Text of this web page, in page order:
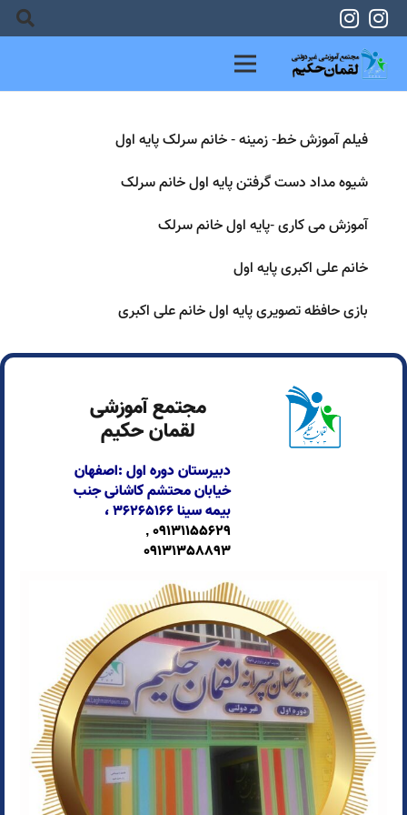
فیلم آموزش خط- زمینه - خانم سرلک پایه اول
شیوه مداد دست گرفتن پایه اول خانم سرلک
آموزش می کاری -پایه اول خانم سرلک
خانم علی اکبری پایه اول
بازی حافظه تصویری پایه اول خانم علی اکبری
مجتمع آموزشی
لقمان حکیم
دبیرستان دوره اول :اصفهان
خیابان محتشم کاشانی جنب
بیمه سینا۳۶۲۶۵۱۶۶ ،
09131155629 ,
09131358893